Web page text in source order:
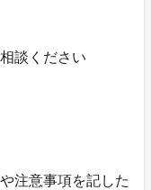
談ください
注意事項を記した